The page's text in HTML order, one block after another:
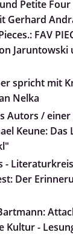
Petite
Gerhard
FAV
Jaruntowski
spricht mit
Nelka
Autors /
Keune: Das
-
Der
Kultur -